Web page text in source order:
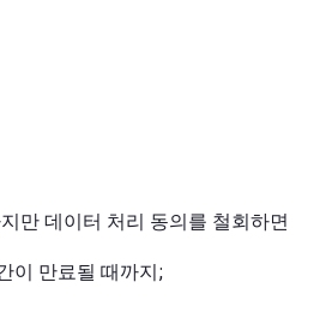
만 데이터 처리 동의를 철회하면
이 만료될 때까지;